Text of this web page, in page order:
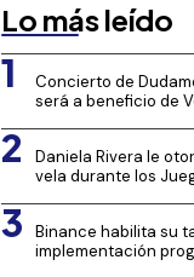
Lo más leído
1
Concierto de
será a beneficio de
2
Daniela Rivera le
vela durante los
3
Binance habilita su
implementación